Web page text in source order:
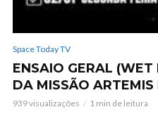
Space Today TV
ENSAIO GERAL (WET
DA MISSÃO ARTEMIS
939 visualizações 1 min de leitura